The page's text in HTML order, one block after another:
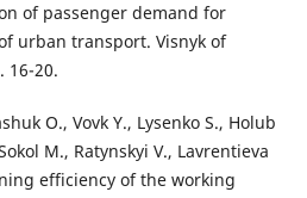
of passenger demand for
urban transport. Visnyk of
16-20.
O., Vovk Y., Lysenko S., Holub
M., Ratynskyi V., Lavrentieva
efficiency of the working